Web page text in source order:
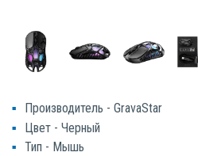
Производитель - GravaStar
Цвет - Черный
Тип - Мышь